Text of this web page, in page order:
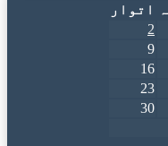
اتوار
2
9
16
23
30